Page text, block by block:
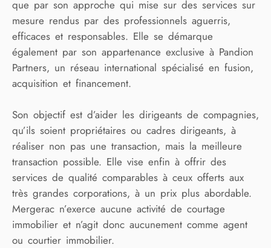
que par son approche qui mise sur des services sur
mesure rendus par des professionnels aguerris,
efficaces et responsables. Elle se démarque
également par son appartenance exclusive à Pandion
Partners, un réseau international spécialisé en fusion,
acquisition et financement.
Son objectif est d’aider les dirigeants de compagnies,
qu’ils soient propriétaires ou cadres dirigeants, à
réaliser non pas une transaction, mais la meilleure
transaction possible. Elle vise enfin à offrir des
services de qualité comparables à ceux offerts aux
très grandes corporations, à un prix plus abordable.
Mergerac n’exerce aucune activité de courtage
immobilier et n’agit donc aucunement comme agent
ou courtier immobilier.